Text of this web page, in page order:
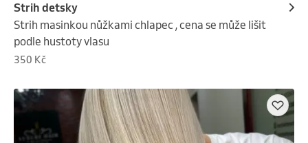
Strih detsky
Strih masinkou nůžkami chlapec , cena se může lišit
podle hustoty vlasu
350 Kč